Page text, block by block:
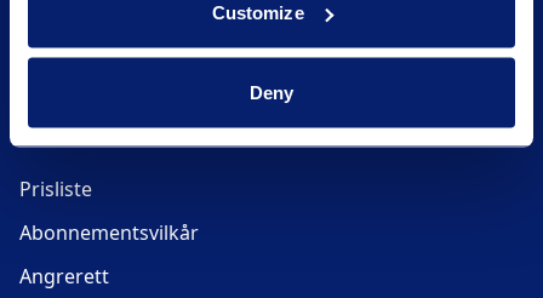
Customize
Deny
KJØPSINFORMASJON
Prisliste
Abonnementsvilkår
Angrerett